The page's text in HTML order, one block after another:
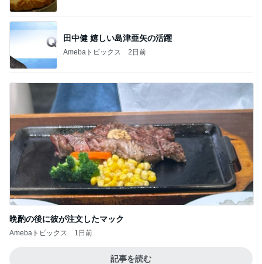
田中健 嬉しい島津亜矢の活躍
Amebaトピックス 2日前
晩酌の後に彼が注文したマック
Amebaトピックス 1日前
記事を読む